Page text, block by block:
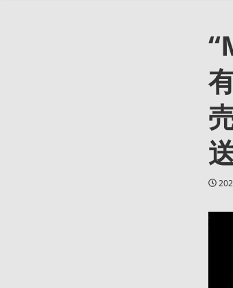
投